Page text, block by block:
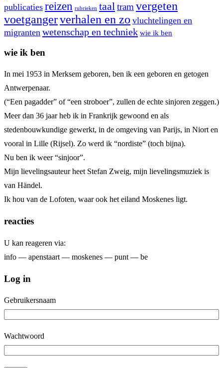
publicaties reizen rubrieken taal tram vergeten
voetgangerverhalen en zo vluchtelingen en
migranten wetenschap en techniek wie ik ben
wie ik ben
In mei 1953 in Merksem geboren, ben ik een geboren en getogen
Antwerpenaar.
(“Een pagadder” of “een stroboer”, zullen de echte sinjoren zeggen.)
Meer dan 36 jaar heb ik in Frankrijk gewoond en als
stedenbouwkundige gewerkt, in de omgeving van Parijs, in Niort en
vooral in Lille (Rijsel). Zo werd ik “nordiste” (toch bijna).
Nu ben ik weer “sinjoor”.
Mijn lievelingsauteur heet Stefan Zweig, mijn lievelingsmuziek is
van Händel.
Ik hou van de Lofoten, waar ook het eiland Moskenes ligt.
reacties
U kan reageren via:
info — apenstaart — moskenes — punt — be
Log in
Gebruikersnaam
Wachtwoord